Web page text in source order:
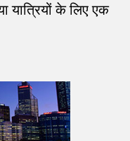
यात्रियों के लिए एक